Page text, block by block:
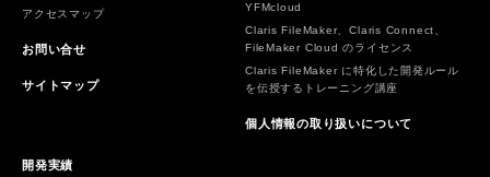
アクセスマップ
お問い合せ
サイトマップ
YFMcloud
Claris FileMaker、Claris Connect、
FileMaker Cloud のライセンス
Claris FileMaker に特化した開発ルール
を伝授するトレーニング講座
個人情報の取り扱いについて
開発実績